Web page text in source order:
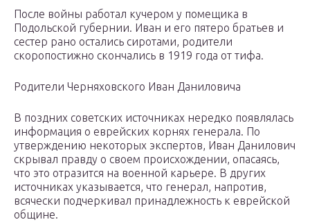
После войны работал кучером у помещика в
Подольской губернии. Иван и его пятеро братьев и
сестер рано остались сиротами, родители
скоропостижно скончались в 1919 года от тифа.
Родители Черняховского Иван Даниловича
В поздних советских источниках нередко появлялась
информация о еврейских корнях генерала. По
утверждению некоторых экспертов, Иван Данилович
скрывал правду о своем происхождении, опасаясь,
что это отразится на военной карьере. В других
источниках указывается, что генерал, напротив,
всячески подчеркивал принадлежность к еврейской
общине.